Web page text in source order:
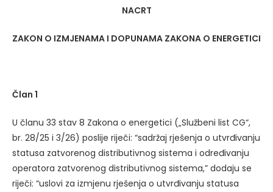
NACRT
ZAKON O IZMJENAMA I DOPUNAMA ZAKONA O ENERGETICI
Član 1
U članu 33 stav 8 Zakona o energetici („Službeni list CG“,
br. 28/25 i 3/26) poslije riječi: “sadržaj rješenja o utvrđivanju
statusa zatvorenog distributivnog sistema i određivanju
operatora zatvorenog distributivnog sistema,” dodaju se
riječi: “uslovi za izmjenu rješenja o utvrđivanju statusa